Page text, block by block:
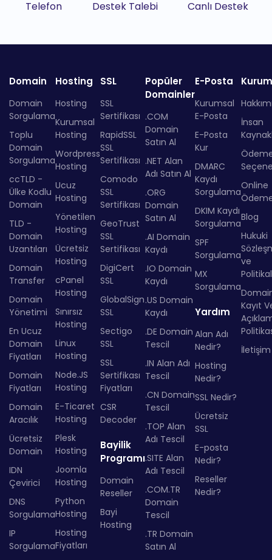
Telefon Destek Talebi Canlı Destek
Domain
Domain
Sorgulama
Toplu
Domain
Sorgulama
ccTLD -
Ülke Kodlu
Domain
TLD -
Domain
Uzantıları
Domain
Transfer
Domain
Yönetimi
En Ucuz
Domain
Fiyatları
Domain
Fiyatları
Domain
Aracılık
Ücretsiz
Domain
IDN
Çevirici
DNS
Sorgulama
IP
Sorgulama
Hosting
Hosting
Kurumsal
Hosting
Wordpress
Hosting
Ucuz
Hosting
Yönetilen
Hosting
Ücretsiz
Hosting
cPanel
Hosting
Sınırsız
Hosting
Linux
Hosting
Node.JS
Hosting
E-Ticaret
Hosting
Plesk
Hosting
Joomla
Hosting
Python
Hosting
Hosting
Fiyatları
SSL
SSL
Sertifikası
RapidSSL
SSL
Sertifikası
Comodo
SSL
Sertifikası
GeoTrust
SSL
Sertifikası
DigiCert
SSL
GlobalSign
SSL
Sectigo
SSL
SSL
Sertifikası
Fiyatları
CSR
Decoder
Bayilik
Programı
Domain
Reseller
Bayi
Hosting
Popüler
Domainler
.COM
Domain
Satın Al
.NET Alan
Adı Satın Al
.ORG
Domain
Satın Al
.AI Domain
Kaydı
.IO Domain
Kaydı
.US Domain
Kaydı
.DE Domain
Tescil
.IN Alan Adı
Tescil
.CN Domain
Tescil
.TOP Alan
Adı Tescil
.SITE Alan
Adı Tescil
.COM.TR
Domain
Tescil
.TR Domain
Satın Al
E-Posta
Kurumsal
E-Posta
E-Posta
Kur
DMARC
Kaydı
Sorgulama
DKIM Kaydı
Sorgulama
SPF
Sorgulama
MX
Sorgulama
Yardım
Alan Adı
Nedir?
Hosting
Nedir?
SSL Nedir?
Ücretsiz
SSL
E-posta
Nedir?
Reseller
Nedir?
İnsan
Online
Blog
Hukuki
ve
Kayıt
İletişim